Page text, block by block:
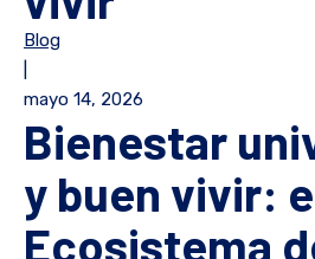
Blog
mayo 14, 2026
Bienestar
y buen vivir:
Ecosistema